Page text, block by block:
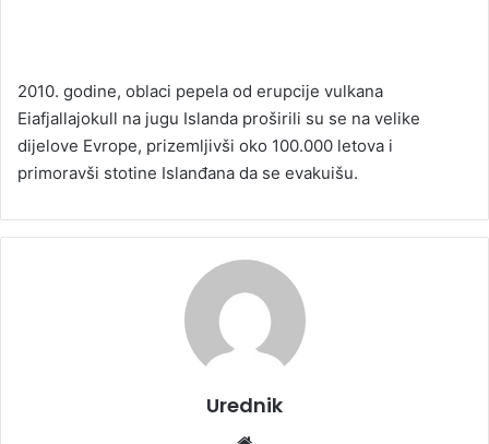
2010. godine, oblaci pepela od erupcije vulkana
Eiafjallajokull na jugu Islanda proširili su se na velike
dijelove Evrope, prizemljivši oko 100.000 letova i
primoravši stotine Islanđana da se evakuišu.
Urednik